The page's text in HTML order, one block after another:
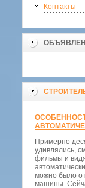
Контакты
Примерно
удивлялись,
фильмы и
можно было
машины.